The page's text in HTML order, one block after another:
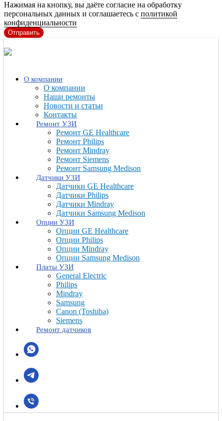
Нажимая на кнопку, вы даёте согласие на обработку
персональных данных и соглашаетесь с политикой
конфиденциальности
Отправить
О компании
О компании
Наши ремонты
Новости и статьи
Контакты
Ремонт УЗИ
Ремонт GE Healthcare
Ремонт Philips
Ремонт Mindray
Ремонт Siemens
Ремонт Samsung Medison
Датчики УЗИ
Датчики GE Healthcare
Датчики Philips
Датчики Mindray
Датчики Samsung Medison
Опции УЗИ
Опции GE Healthcare
Опции Philips
Опции Mindray
Опции Samsung Medison
Платы УЗИ
General Electric
Philips
Mindray
Samsung
Canon (Toshiba)
Siemens
Ремонт датчиков